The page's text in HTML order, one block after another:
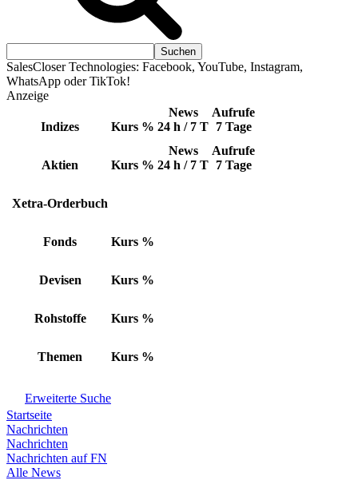
SalesCloser Technologies: Facebook, YouTube, Instagram,
WhatsApp oder TikTok!
Anzeige
Indizes Kurs %
News
24 h / 7 T
Aufrufe
7 Tage
Aktien Kurs %
News
24 h / 7 T
Aufrufe
7 Tage
Xetra-Orderbuch
Fonds Kurs %
Devisen Kurs %
Rohstoffe Kurs %
Themen Kurs %
Erweiterte Suche
Startseite
Nachrichten
Nachrichten
Nachrichten auf FN
Alle News